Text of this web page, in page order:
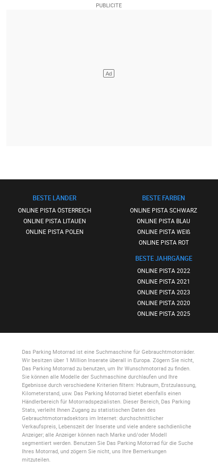
BESTE LÄNDER
ONLINE PISTA ÖSTERREICH
ONLINE PISTA LITAUEN
ONLINE PISTA POLEN
BESTE FARBEN
ONLINE PISTA SCHWARZ
ONLINE PISTA BLAU
ONLINE PISTA WEIß
ONLINE PISTA ROT
BESTE JAHRGÄNGE
ONLINE PISTA 2022
ONLINE PISTA 2021
ONLINE PISTA 2023
ONLINE PISTA 2020
ONLINE PISTA 2025
Das Parking Motorradist eine Suchmaschine für Gebrauchtmotorräder.
Wir besitzen über 1 Million Inserate überall in Europa. Zögern Sie nicht,
Das Parking Motorradzu benutzen, um Ihr Wunschmotorrad zu finden.
Sie können alle Modelle der Suchmaschine durchlaufen und Ihre
Egebnisse durch verschiedene Kriterien filtern: Hubraum, Erstzulassung,
Kilometerstand, usw. Das Parking Motorradbietet ebenfalls einen
Händlerbereich für Motorradspezialisten. Dieser Bereich, Das Parking
Stats, verleiht Ihnen Zugang zu statistischen Daten des
Gebrauchtmotorradsektors im Internet: durchschnittlicher
Verkaufspreis, Lebenszeit der Inserate und viele andere sachdienliche
Anzeiger; alle Anzeiger können nach Marke und/oder Modell
segmentiert werden. Benutzen Sie Das Parking Motorradfür die Suche
Ihres Motorrad, und zögern Sie nicht, uns Ihre Bemerkungen
mitzuteilen.